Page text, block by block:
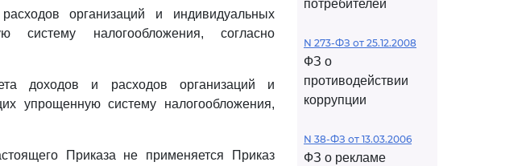
организаций и индивидуальных
систему налогообложения, согласно
доходов и расходов организаций и
упрощенную систему налогообложения,
Приказа не применяется Приказ
потребителей
N 273-ФЗ от 25.12.2008
ФЗ о
противодействии
коррупции
N 38-ФЗ от 13.03.2006
ФЗ о рекламе